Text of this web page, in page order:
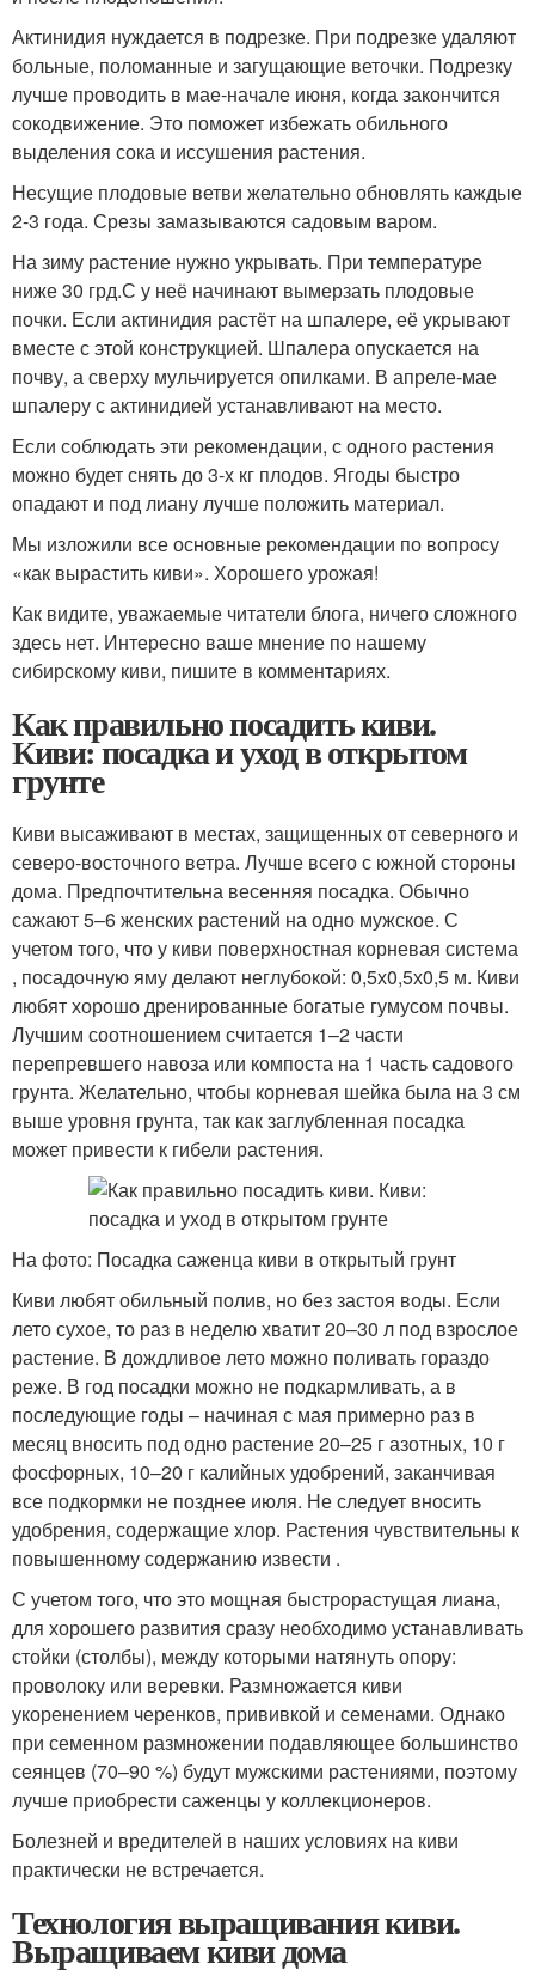
Актинидия нуждается в подрезке. При подрезке удаляют
больные, поломанные и загущающие веточки. Подрезку
лучше проводить в мае-начале июня, когда закончится
сокодвижение. Это поможет избежать обильного
выделения сока и иссушения растения.
Несущие плодовые ветви желательно обновлять каждые
2-3 года. Срезы замазываются садовым варом.
На зиму растение нужно укрывать. При температуре
ниже 30 грд.С у неё начинают вымерзать плодовые
почки. Если актинидия растёт на шпалере, её укрывают
вместе с этой конструкцией. Шпалера опускается на
почву, а сверху мульчируется опилками. В апреле-мае
шпалеру с актинидией устанавливают на место.
Если соблюдать эти рекомендации, с одного растения
можно будет снять до 3-х кг плодов. Ягоды быстро
опадают и под лиану лучше положить материал.
Мы изложили все основные рекомендации по вопросу
«как вырастить киви». Хорошего урожая!
Как видите, уважаемые читатели блога, ничего сложного
здесь нет. Интересно ваше мнение по нашему
сибирскому киви, пишите в комментариях.
Как правильно посадить киви.
Киви: посадка и уход в открытом
грунте
Киви высаживают в местах, защищенных от северного и
северо-восточного ветра. Лучше всего с южной стороны
дома. Предпочтительна весенняя посадка. Обычно
сажают 5–6 женских растений на одно мужское. С
учетом того, что у киви поверхностная корневая система
, посадочную яму делают неглубокой: 0,5х0,5х0,5 м. Киви
любят хорошо дренированные богатые гумусом почвы.
Лучшим соотношением считается 1–2 части
перепревшего навоза или компоста на 1 часть садового
грунта. Желательно, чтобы корневая шейка была на 3 см
выше уровня грунта, так как заглубленная посадка
может привести к гибели растения.
На фото: Посадка саженца киви в открытый грунт
Киви любят обильный полив, но без застоя воды. Если
лето сухое, то раз в неделю хватит 20–30 л под взрослое
растение. В дождливое лето можно поливать гораздо
реже. В год посадки можно не подкармливать, а в
последующие годы – начиная с мая примерно раз в
месяц вносить под одно растение 20–25 г азотных, 10 г
фосфорных, 10–20 г калийных удобрений, заканчивая
все подкормки не позднее июля. Не следует вносить
удобрения, содержащие хлор. Растения чувствительны к
повышенному содержанию извести .
С учетом того, что это мощная быстрорастущая лиана,
для хорошего развития сразу необходимо устанавливать
стойки (столбы), между которыми натянуть опору:
проволоку или веревки. Размножается киви
укоренением черенков, прививкой и семенами. Однако
при семенном размножении подавляющее большинство
сеянцев (70–90 %) будут мужскими растениями, поэтому
лучше приобрести саженцы у коллекционеров.
Болезней и вредителей в наших условиях на киви
практически не встречается.
Технология выращивания киви.
Выращиваем киви дома